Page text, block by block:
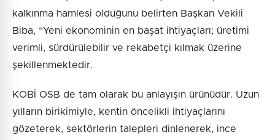
kalkınma hamlesi olduğunu belirten Başkan Vekili
Biba, “Yeni ekonominin en başat ihtiyaçları; üretimi
verimli, sürdürülebilir ve rekabetçi kılmak üzerine
şekillenmektedir.
KOBİ OSB de tam olarak bu anlayışın ürünüdür. Uzun
yılların birikimiyle, kentin öncelikli ihtiyaçlarını
gözeterek, sektörlerin talepleri dinlenerek, ince